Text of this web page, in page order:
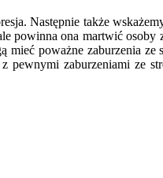
Następnie także
powinna ona martwić osoby
mieć poważne zaburzenia
pewnymi zaburzeniami ze